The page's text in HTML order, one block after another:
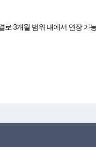
로 3개월 범위 내에서 연장 가